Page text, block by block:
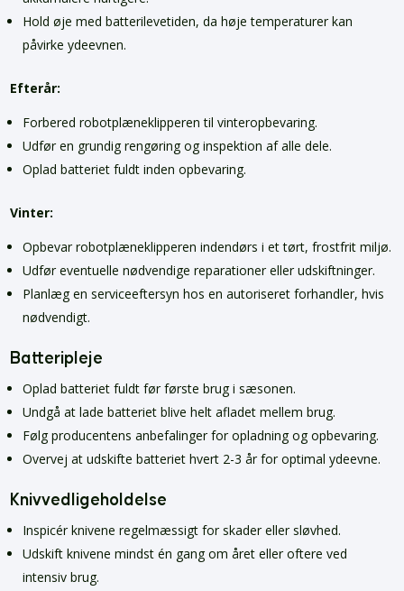
Hold øje med batterilevetiden, da høje temperaturer kan
påvirke ydeevnen.
Efterår:
Forbered robotplæneklipperen til vinteropbevaring.
Udfør en grundig rengøring og inspektion af alle dele.
Oplad batteriet fuldt inden opbevaring.
Vinter:
Opbevar robotplæneklipperen indendørs i et tørt, frostfrit miljø.
Udfør eventuelle nødvendige reparationer eller udskiftninger.
Planlæg en serviceeftersyn hos en autoriseret forhandler, hvis
nødvendigt.
Batteripleje
Oplad batteriet fuldt før første brug i sæsonen.
Undgå at lade batteriet blive helt afladet mellem brug.
Følg producentens anbefalinger for opladning og opbevaring.
Overvej at udskifte batteriet hvert 2-3 år for optimal ydeevne.
Knivvedligeholdelse
Inspicér knivene regelmæssigt for skader eller sløvhed.
Udskift knivene mindst én gang om året eller oftere ved
intensiv brug.